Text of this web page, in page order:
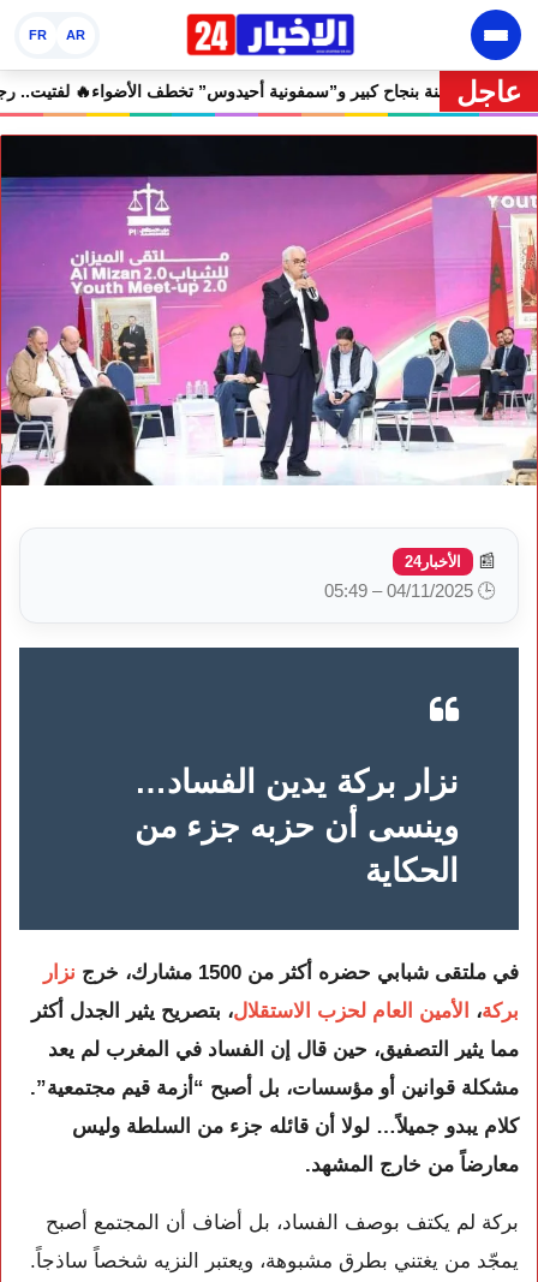
AR
FR
عاجل
إفران الدولي يختتم دورته الثامنة بنجاح كبير و”سمفونية أحيدوس”
📰 الأخبار24
🕒 04/11/2025 – 05:49
نزار بركة يدين الفساد…
وينسى أن حزبه جزء من
الحكاية
في ملتقى شبابي حضره أكثر من 1500 مشارك، خرج
نزار
بركة، الأمين العام لحزب الاستقلال، بتصريح يثير الجدل أكثر
مما يثير التصفيق، حين قال إن الفساد في المغرب لم يعد
مشكلة قوانين أو مؤسسات، بل أصبح “أزمة قيم مجتمعية”.
كلام يبدو جميلاً… لولا أن قائله جزء من السلطة وليس
معارضاً من خارج المشهد.
بركة لم يكتف بوصف الفساد، بل أضاف أن المجتمع أصبح
يمجّد من يغتني بطرق مشبوهة، ويعتبر النزيه شخصاً ساذجاً.